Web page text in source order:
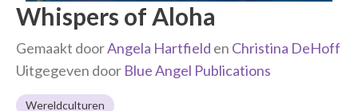
Whispers of Aloha
Gemaakt doorAngela Hartfield en Christina DeHoff
Uitgegeven door Blue Angel Publications
Wereldculturen